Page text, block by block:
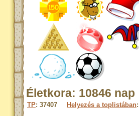
Életkora: 10846
TP: 37407 Helyezés a toplistában